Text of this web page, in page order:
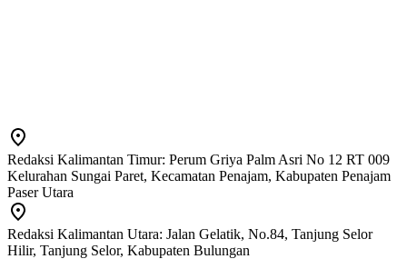
Redaksi Kalimantan Timur: Perum Griya Palm Asri No 12 RT 009
Kelurahan Sungai Paret, Kecamatan Penajam, Kabupaten Penajam
Paser Utara
Redaksi Kalimantan Utara: Jalan Gelatik, No.84, Tanjung Selor
Hilir, Tanjung Selor, Kabupaten Bulungan